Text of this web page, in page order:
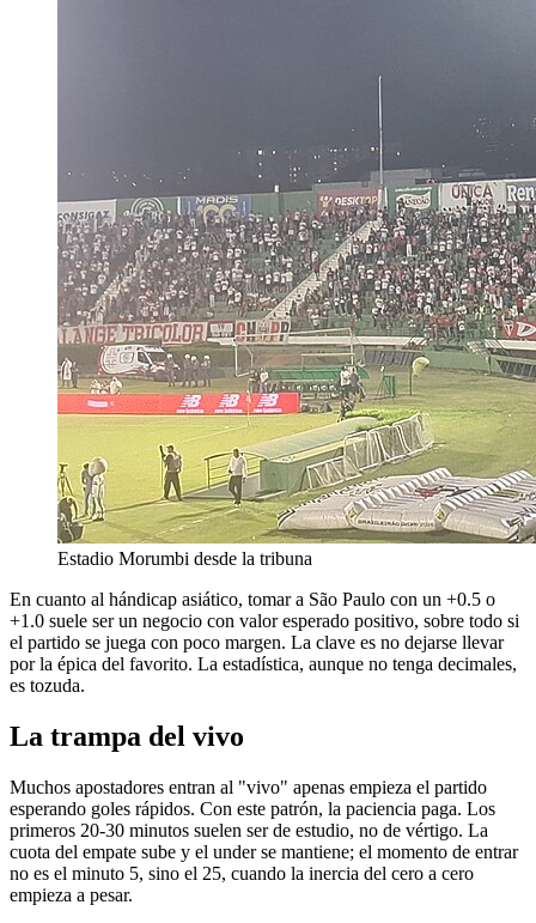
Estadio Morumbi desde la tribuna
En cuanto al hándicap asiático, tomar a São Paulo con un +0.5 o
+1.0 suele ser un negocio con valor esperado positivo, sobre todo si
el partido se juega con poco margen. La clave es no dejarse llevar
por la épica del favorito. La estadística, aunque no tenga decimales,
es tozuda.
La trampa del vivo
Muchos apostadores entran al "vivo" apenas empieza el partido
esperando goles rápidos. Con este patrón, la paciencia paga. Los
primeros 20-30 minutos suelen ser de estudio, no de vértigo. La
cuota del empate sube y el under se mantiene; el momento de entrar
no es el minuto 5, sino el 25, cuando la inercia del cero a cero
empieza a pesar.